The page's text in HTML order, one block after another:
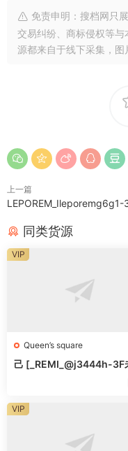
免责申明：搜档网只
交易纠纷、商标侵权等
源都来自于线下采集，图
上一篇
LEPOREM_Ileporemg6g1-
同类货源
Queen’s square
己 [_REMI_@j3444h-3F
VIP
VIP